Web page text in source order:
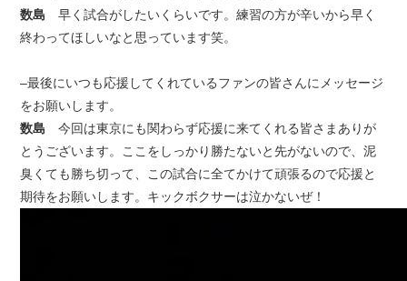
数島 早く試合がしたいくらいです。練習の方が辛いから早く
終わってほしいなと思っています笑。
–最後にいつも応援してくれているファンの皆さんにメッセージ
をお願いします。
数島 今回は東京にも関わらず応援に来てくれる皆さまありが
とうございます。ここをしっかり勝たないと先がないので、泥
臭くても勝ち切って、この試合に全てかけて頑張るので応援と
期待をお願いします。キックボクサーは泣かないぜ！